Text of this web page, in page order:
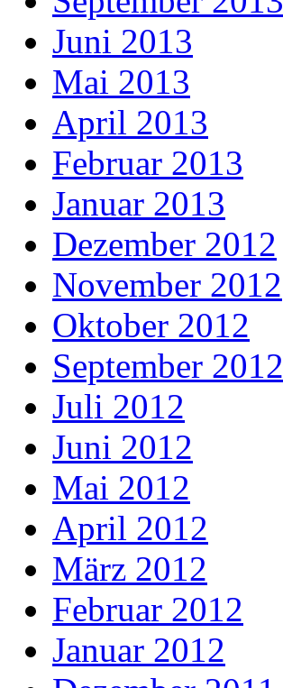
Juni 2013
Mai 2013
April 2013
Februar 2013
Januar 2013
Dezember 2012
November 2012
Oktober 2012
September 2012
Juli 2012
Juni 2012
Mai 2012
April 2012
März 2012
Februar 2012
Januar 2012